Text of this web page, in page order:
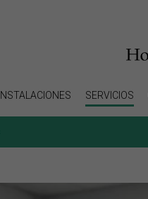
INSTALACIONES SERVICIOS